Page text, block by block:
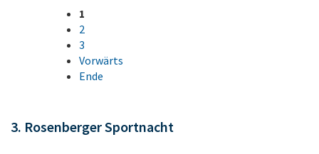
1
2
3
Vorwärts
Ende
3. Rosenberger Sportnacht